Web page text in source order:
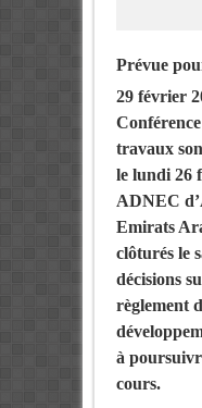
Prévue
29 février
travaux
le lundi 26
ADNEC
Emirats
clôturés le
décisions
règlement
à
cours.